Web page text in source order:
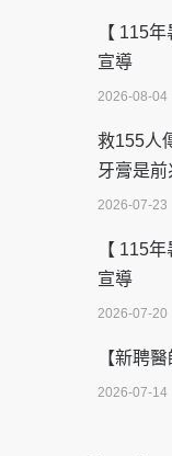
【 115
宣導
2026-08-04
救155人
牙膏是
2026-07-23
【 115
宣導
2026-07-20
【新聘
2026-07-14